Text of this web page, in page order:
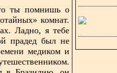
ты помнишь о
комнат.
Ладно, я тебе
прадед был не
медиком и